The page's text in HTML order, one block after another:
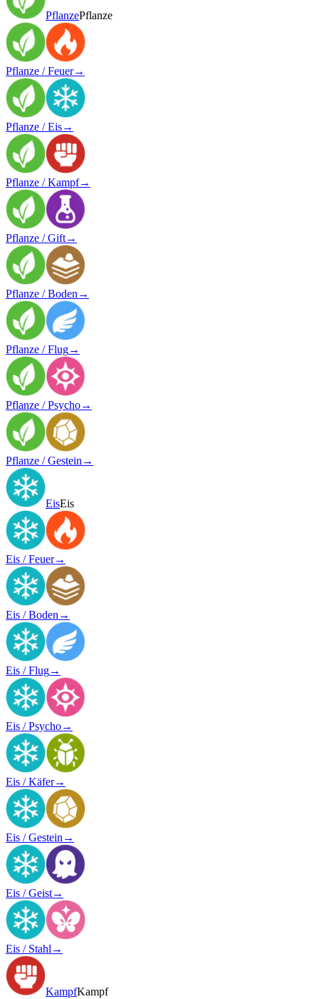
PflanzePflanze
Pflanze / Feuer→
Pflanze / Eis→
Pflanze / Kampf→
Pflanze / Gift→
Pflanze / Boden →
Pflanze / Flug→
Pflanze / Psycho→
Pflanze / Gestein →
EisEis
Eis / Feuer→
Eis / Boden →
Eis / Flug→
Eis / Psycho→
Eis / Käfer→
Eis / Gestein →
Eis / Geist→
Eis / Stahl →
KampfKampf